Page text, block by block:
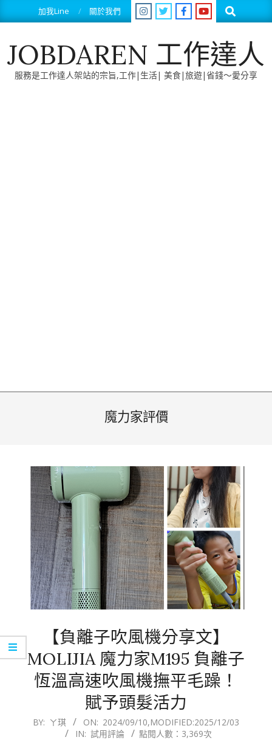
to
加我Line 關於我們 Search
JOBDAREN 工作達人
服務是工作達人架站的宗旨,工作|生活| 美食|旅遊|省錢～愛分享
魔力家評價
【負離子吹風機分享文】
MOLIJIA 魔力家M195 負離子
恆溫高速吹風機撫平毛躁！
賦予頭髮活力
2024-
BY: ㄚ琪 ON: 2024/09/10,MODIFIED:2025/12/03
IN: 試用評論 點閱人數：3,369次